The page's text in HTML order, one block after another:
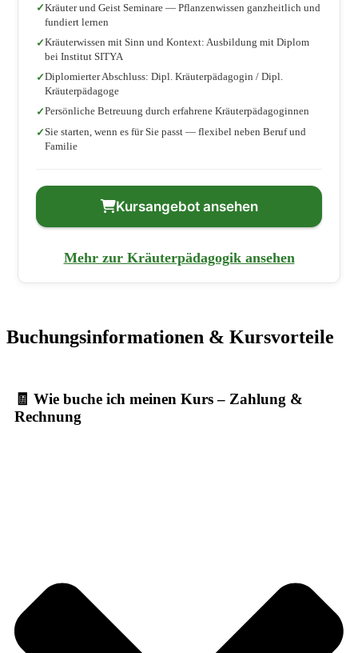
Kräuter und Geist Seminare — Pflanzenwissen ganzheitlich und
fundiert lernen
Kräuterwissen mit Sinn und Kontext: Ausbildung mit Diplom
bei Institut SITYA
Diplomierter Abschluss: Dipl. Kräuterpädagogin / Dipl.
Kräuterpädagoge
Persönliche Betreuung durch erfahrene Kräuterpädagoginnen
Sie starten, wenn es für Sie passt — flexibel neben Beruf und
Familie
Kursangebot ansehen
Mehr zur Kräuterpädagogik ansehen
Buchungsinformationen & Kursvorteile
🧾 Wie buche ich meinen Kurs – Zahlung &
Rechnung